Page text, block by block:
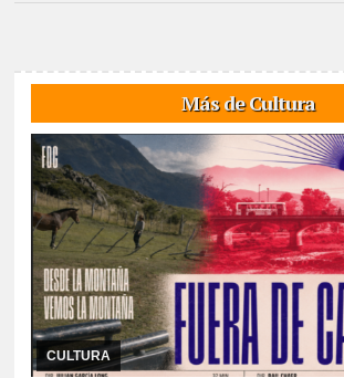
Más de Cultura
CULTURA
08/07/2026 Con la proyección de Gran Poder
Paganini, este miércoles y todos los miércoles de
exhibirán producciones del cine argentin ...